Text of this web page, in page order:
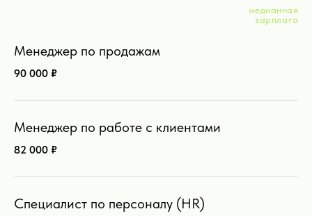
медианная
зарплата
Менеджер по продажам
90 000 ₽
Менеджер по работе с клиентами
82 000 ₽
Специалист по персоналу (HR)
профессии в
Ивановской области